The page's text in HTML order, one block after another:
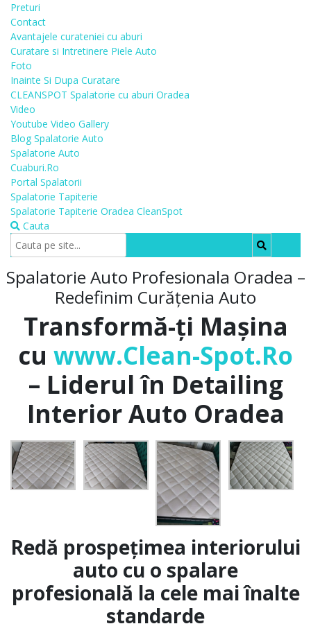
Preturi
Contact
Avantajele curateniei cu aburi
Curatare si Intretinere Piele Auto
Foto
Inainte Si Dupa Curatare
CLEANSPOT Spalatorie cu aburi Oradea
Video
Youtube Video Gallery
Blog Spalatorie Auto
Spalatorie Auto
Cuaburi.Ro
Portal Spalatorii
Spalatorie Tapiterie
Spalatorie Tapiterie Oradea CleanSpot
Cauta
Spalatorie Auto Profesionala Oradea –
Redefinim Curățenia Auto
Transformă-ți Mașina
cu www.Clean-Spot.Ro
– Liderul în Detailing
Interior Auto Oradea
Redă prospețimea interiorului
auto cu o spalare
profesională la cele mai înalte
standarde